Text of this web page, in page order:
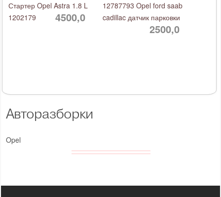
Авторазборки
Opel
Стартер Opel Astra 1.8 L
1202179
4500,0
12787793 Opel ford saab
cadillac датчик парковки
2500,0